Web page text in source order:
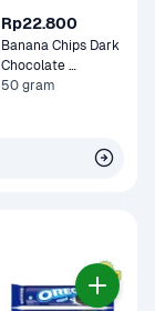
Rp22.800
Banana Chips Dark
Chocolate
Sayurbox Selection
50 gram